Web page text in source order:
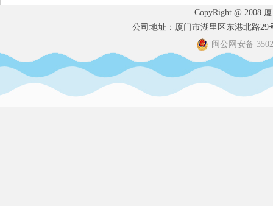
CopyRight @ 2008
公司地址：厦门市湖里区东港北路29
闽公网安备